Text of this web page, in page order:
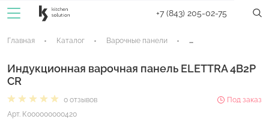
+7 (843) 205-02-75
Главная Каталог Варочные панели Индукционные панели
Индукционная варочная панель ELETTRA 4B2P
CR
0 отзывов
Под заказ
Арт. К000000000420